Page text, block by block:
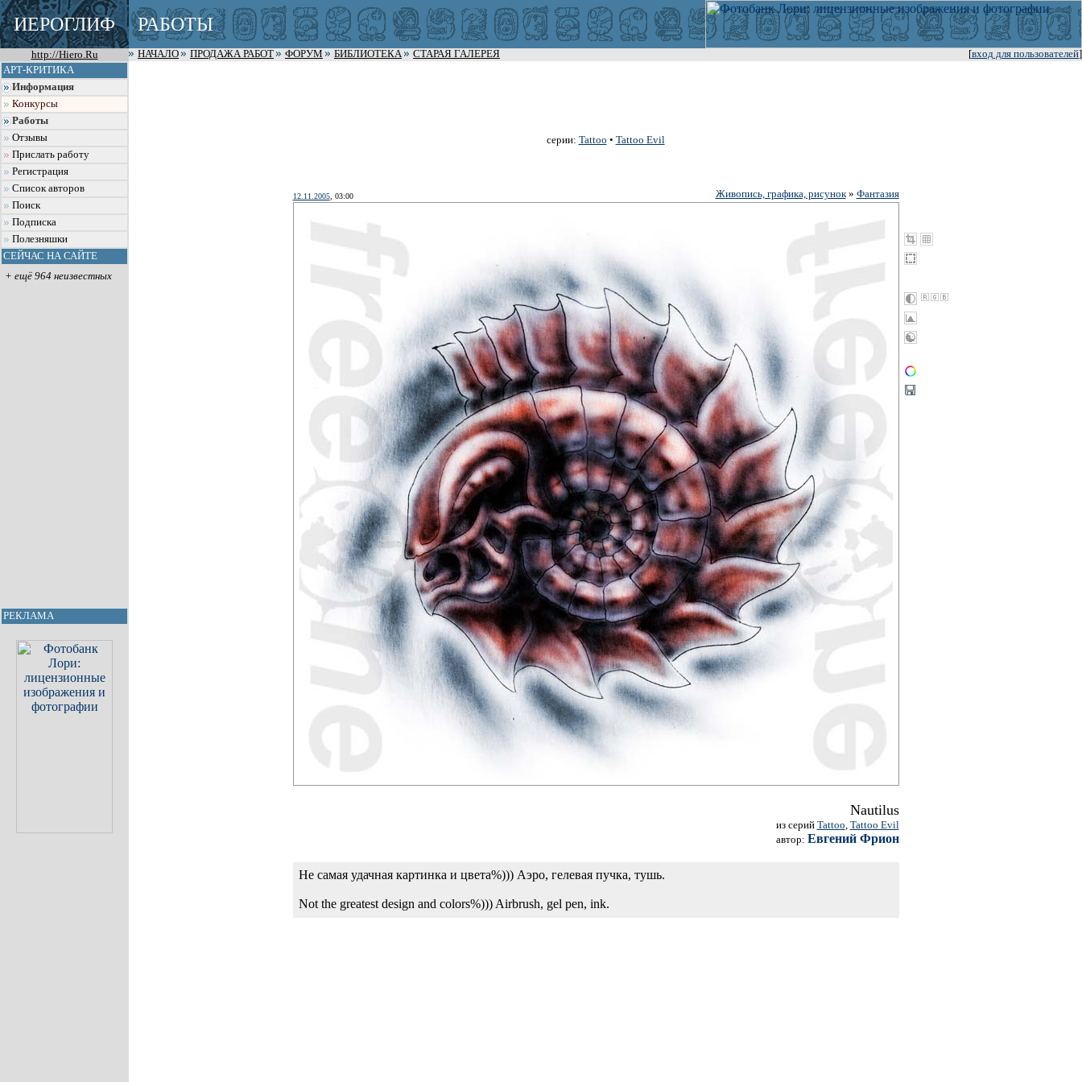
ИЕРОГЛИФ РАБОТЫ
http://Hiero.Ru [вход для пользователей]
НАЧАЛО ПРОДАЖА РАБОТ ФОРУМ БИБЛИОТЕКА
СТАРАЯ ГАЛЕРЕЯ
АРТ-КРИТИКА
Информация
Конкурсы
Работы
Отзывы
Прислать работу
Регистрация
Список авторов
Поиск
Подписка
Полезняшки
СЕЙЧАС НА САЙТЕ
+ ещё 964 неизвестных
РЕКЛАМА
серии: Tattoo • Tattoo Evil
12.11.2005, 03:00 Живопись, графика, рисунок» Фантазия
Nautilus
из серий Tattoo, Tattoo Evil
автор: Евгений Фрион
Не самая удачная картинка и цвета%))) Аэро, гелевая пучка, тушь.
Not the greatest design and colors%))) Airbrush, gel pen, ink.